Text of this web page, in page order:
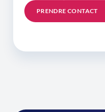
PRENDRE CONTACT